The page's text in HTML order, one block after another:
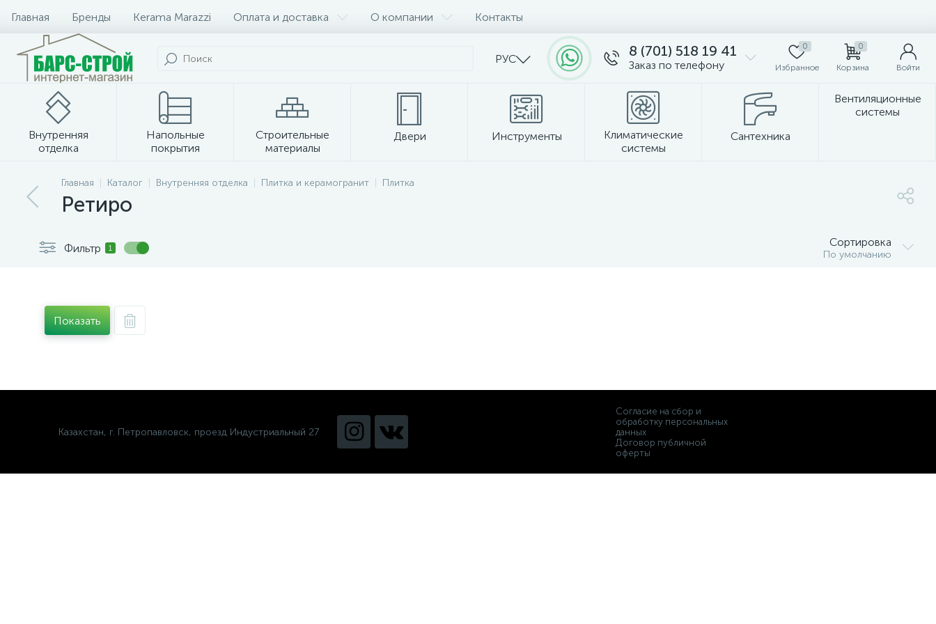
Главная Бренды Kerama Marazzi Оплата и доставка О компании Контакты
РУС 8 (701) 518 19 41
Заказ по телефону
0
Избранное
0
Корзина Войти
Внутренняя
отделка
Напольные
покрытия
Строительные
материалы
Двери Инструменты
Климатические
системы
Сантехника
Вентиляционные
системы
Плитка и керамогранит
Главная Каталог Внутренняя отделка Плитка и керамогранит Плитка
Ретиро
Фильтр 1 Сортировка
По умолчанию
Показать
Казахстан, г. Петропавловск, проезд Индустриальный 27
Согласие на сбор и
обработку персональных
данных
Договор публичной
оферты